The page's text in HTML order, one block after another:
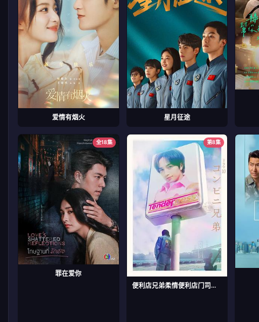
爱情有烟火 星月征途
全18集
罪在爱你
第8集
便利店兄弟柔情便利店门司港小金村门市